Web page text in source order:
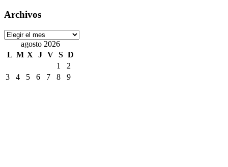
Archivos
Archivos
agosto 2026
L M X J V S D
1
2
3
4 5 6 7 8
9